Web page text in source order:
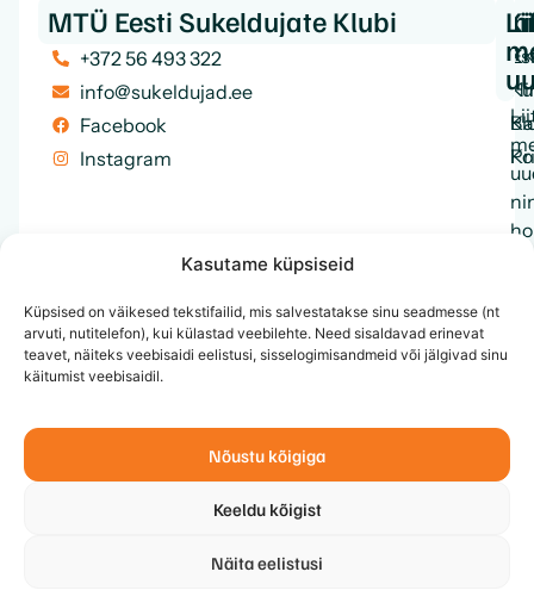
Kasutame küpsiseid
Küpsised on väikesed tekstifailid, mis salvestatakse sinu seadmesse (nt
arvuti, nutitelefon), kui külastad veebilehte. Need sisaldavad erinevat
teavet, näiteks veebisaidi eelistusi, sisselogimisandmeid või jälgivad sinu
käitumist veebisaidil.
Nõustu kõigiga
Keeldu kõigist
Näita eelistusi
MTÜ Eesti Sukeldujate Klubi
+372 56 493 322
info@sukeldujad.ee
Facebook
Instagram